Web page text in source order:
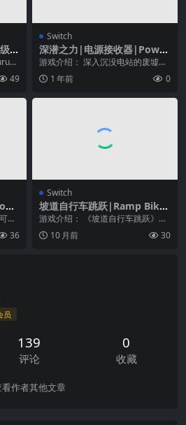
组
49
Switch
深潜之力|电源接收器|Power
Sink
游戏介绍： 深入沉没电站的废墟，
在闪烁的灯光与锈蚀的机械间，挖
掘那些尘封已久的秘...
1 年前 0
36
Switch
坡道自行车跳跃|Ramp Bike
Jumping中文
游戏介绍： 《坡道自行车跳跃》是
一款休闲风格的动作游戏，玩家要
驾驶摩托车来完成各...
10 月前 30
员
139
评论
0
收藏
看作者其他文章